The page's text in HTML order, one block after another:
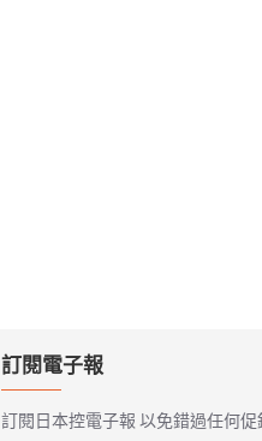
訂閱電子報
訂閱日本控電子報 以免錯過任何促